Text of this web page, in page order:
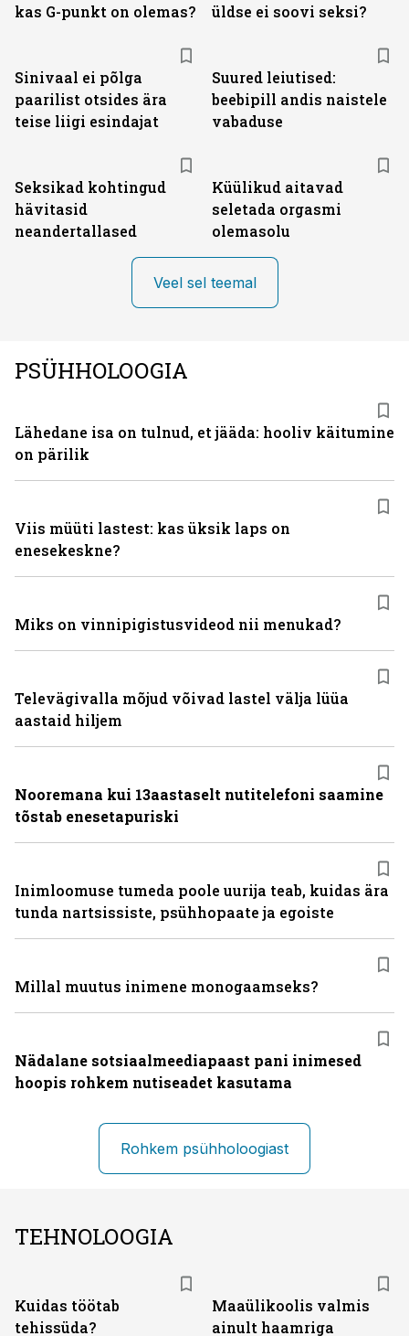
kas G-punkt on olemas?
üldse ei soovi seksi?
Sinivaal ei põlga
paarilist otsides ära
teise liigi esindajat
Suured leiutised:
beebipill andis naistele
vabaduse
Seksikad kohtingud
hävitasid
neandertallased
Küülikud aitavad
seletada orgasmi
olemasolu
Veel sel teemal
PSÜHHOLOOGIA
Lähedane isa on tulnud, et jääda: hooliv käitumine
on pärilik
Viis müüti lastest: kas üksik laps on
enesekeskne?
Miks on vinni­pigistusvideod nii menukad?
Televägivalla mõjud võivad lastel välja lüüa
aastaid hiljem
Nooremana kui 13aastaselt nutitelefoni saamine
tõstab enesetapuriski
Inimloomuse tumeda poole uurija teab, kuidas ära
tunda nartsissiste, psühhopaate ja egoiste
Millal muutus inimene monogaamseks?
Nädalane sotsiaalmeediapaast pani inimesed
hoopis rohkem nutiseadet kasutama
Rohkem psühholoogiast
TEHNOLOOGIA
Kuidas töötab
tehissüda?
Maaülikoolis valmis
ainult haamriga